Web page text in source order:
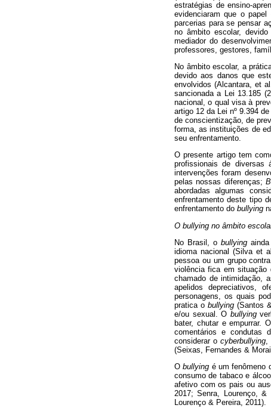
estratégias de ensino-
evidenciaram que o
parcerias para se pensar
no âmbito escolar,
mediador do
professores, gestores,
No âmbito escolar, a
devido aos danos que
envolvidos (Alcantara, et
sancionada a Lei 13.185
nacional, o qual visa à
artigo 12 da Lei nº 9.394
de conscientização, de
forma, as instituições de
seu enfrentamento.
O presente artigo tem
profissionais de diversas
intervenções foram
pelas nossas diferenças;
abordadas algumas
enfrentamento deste tipo
enfrentamento do bullying
O bullying no âmbito
No Brasil, obullying
idioma nacional (Silva et
pessoa ou um grupo
violência fica em situação
chamado de intimidação,
apelidos depreciativos,
personagens, os quais
pratica o bullying(Santos &
e/ou sexual. O bullying
bater, chutar e empurrar.
comentários e condutas
considerar o cyberbullying
(Seixas, Fernandes &
Obullying é um fenômeno
consumo de tabaco e
afetivo com os pais ou
2017; Senra, Lourenço,
Lourenço & Pereira, 2011).